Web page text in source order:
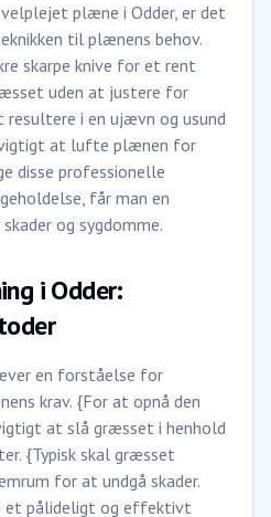
plæne i Odder, er det
til plænens behov.
skarpe knive for et rent
uden at justere for
i en ujævn og usund
at lufte plænen for
disse professionelle
får man en
og sygdomme.
i Odder:
en forståelse for
krav. {For at opnå den
at slå græsset i henhold
{Typisk skal græsset
for at undgå skader.
pålideligt og effektivt